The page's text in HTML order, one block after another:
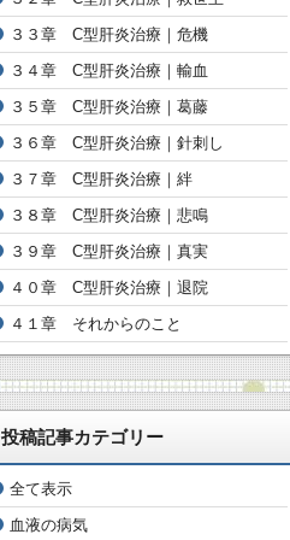
３３章 C型肝炎治療｜危機
３４章 C型肝炎治療｜輸血
３５章 C型肝炎治療｜葛藤
３６章 C型肝炎治療｜針刺し
３７章 C型肝炎治療｜絆
３８章 C型肝炎治療｜悲鳴
３９章 C型肝炎治療｜真実
４０章 C型肝炎治療｜退院
４１章 それからのこと
投稿記事カテゴリー
全て表示
血液の病気